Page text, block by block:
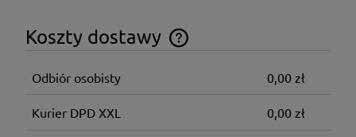
Koszty dostawy
Cena nie zawiera ewentualnych kosztów płatności
Odbiór osobisty 0,00 zł
Kurier DPD XXL 0,00 zł